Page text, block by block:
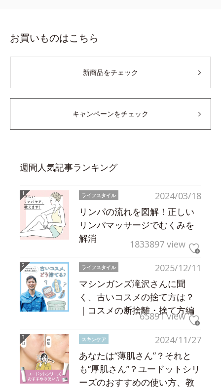
お買いものはこちら
新商品をチェック
キャンペーンをチェック
週間人気記事ランキング
2024/03/18
ライフスタイル
リンパの流れを図解！正しい
リンパマッサージでむくみを
解消
1833897 view
2025/12/11
ライフスタイル
マシンガンズ滝沢さんに聞
く、古いコスメの捨て方は？
｜コスメの断捨離・捨て方編
65891 view
2024/11/27
スキンケア
あなたは“薄肌さん”？それと
も“厚肌さん”？ユードットシリ
ーズのおすすめの使い方、教